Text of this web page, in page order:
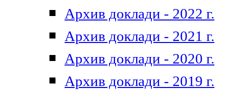
Архив доклади - 2022 г.
Архив доклади - 2021 г.
Архив доклади - 2020 г.
Архив доклади - 2019 г.